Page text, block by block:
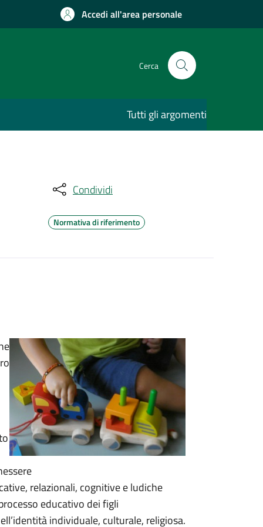
Accedi all'area personale
Cerca
Tutti gli argomenti
Condividi
Normativa di riferimento
relazionali, cognitive e ludiche
educativo dei figli
individuale, culturale, religiosa.